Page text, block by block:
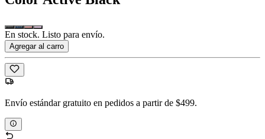
En stock. Listo para envío.
Agregar al carro
Envío estándar gratuito en pedidos a partir de $499.